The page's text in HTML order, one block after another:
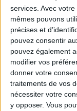
services. Avec
mêmes pouvons
précises et
pouvez consentir
pouvez également
modifier vos
donner votre
traitements de vos
nécessiter votre
y opposer. Vous
LES PLUS